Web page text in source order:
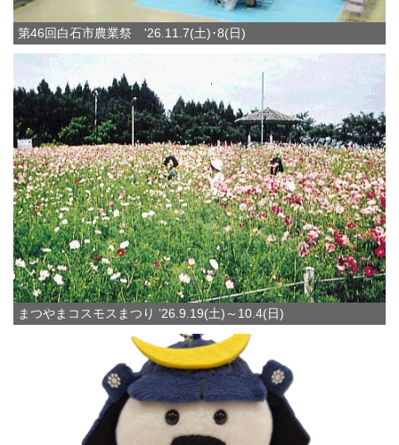
第46回白石市農業祭 '26.11.7(土)･8(日)
まつやまコスモスまつり ’26.9.19(土)～10.4(日)